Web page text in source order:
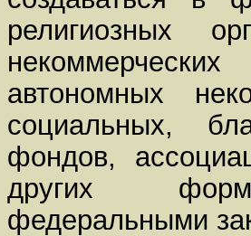
религиозных
автономных
социальных,
фондов,
других
федеральными